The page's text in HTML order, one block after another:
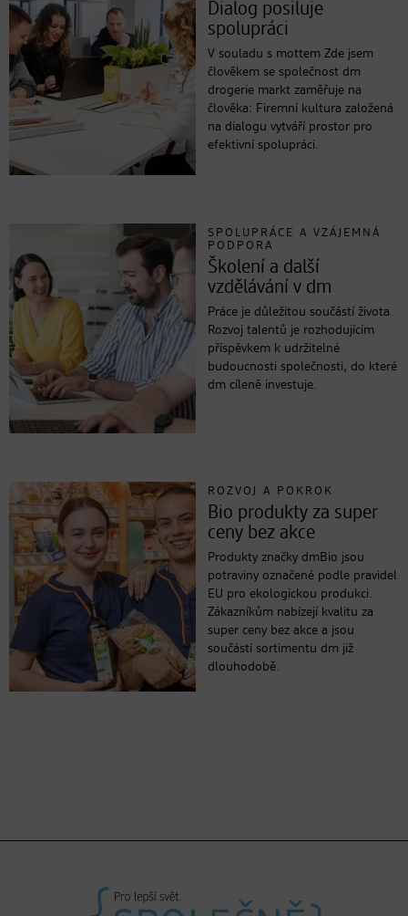
Dialog posiluje
spolupráci
V souladu s mottem Zde jsem
člověkem se společnost dm
drogerie markt zaměřuje na
člověka: Firemní kultura založená
na dialogu vytváří prostor pro
efektivní spolupráci.
SPOLUPRÁCE A VZÁJEMNÁ
PODPORA
Školení a další
vzdělávání v dm
Práce je důležitou součástí života.
Rozvoj talentů je rozhodujícím
příspěvkem k udržitelné
budoucnosti společnosti, do které
dm cíleně investuje.
ROZVOJ A POKROK
Bio produkty za super
ceny bez akce
Produkty značky dmBio jsou
potraviny označené podle pravidel
EU pro ekologickou produkci.
Zákazníkům nabízejí kvalitu za
super ceny bez akce a jsou
součástí sortimentu dm již
dlouhodobě.